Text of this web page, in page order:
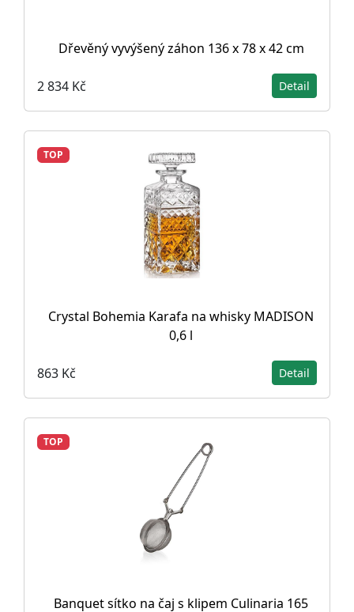
Dřevěný vyvýšený záhon 136 x 78 x 42 cm
2 834 Kč Detail
TOP
Crystal Bohemia Karafa na whisky MADISON
0,6 l
863 Kč Detail
TOP
Banquet sítko na čaj s klipem Culinaria 165